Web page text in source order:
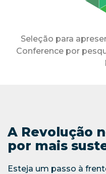
Seleção para
Conference por
A Revolução
por mais
Esteja um passo à